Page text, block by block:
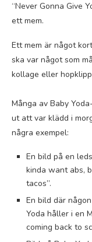
“Never Gonna Give
ett mem.
Ett mem är något
ska var något som
kollage eller
Många av Baby
ut att var klädd i
några exempel:
En bild på en
kinda want abs,
tacos”.
En bild där
Yoda håller i en
coming back to